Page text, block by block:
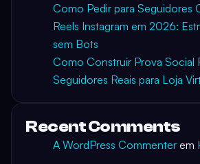
Como Pedir para Seguidores
Reels Instagram em 2026:
sem Bots
Como Construir Prova Social
Seguidores Reais para Loja
Recent Comments
A WordPress Commenter em